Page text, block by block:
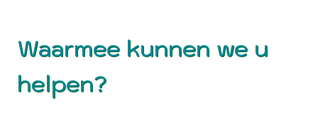
Waarmee kunnen we u
helpen?